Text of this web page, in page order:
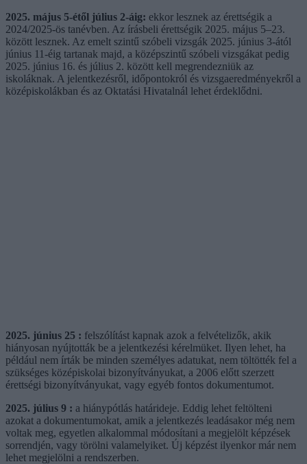
2025. május 5-étől július 2-áig: ekkor lesznek az érettségik a
2024/2025-ös tanévben. Az írásbeli érettségik 2025. május 5–23.
között lesznek. Az emelt szintű szóbeli vizsgák 2025. június 3-ától
június 11-éig tartanak majd, a középszintű szóbeli vizsgákat pedig
2025. június 16. és július 2. között kell megrendezniük az
iskoláknak. A jelentkezésről, időpontokról és vizsgaeredményekről a
középiskolákban és az Oktatási Hivatalnál lehet érdeklődni.
2025. június 25 : felszólítást kapnak azok a felvételizők, akik
hiányosan nyújtották be a jelentkezési kérelmüket. Ilyen lehet, ha
például nem írták be minden személyes adatukat, nem töltötték fel a
szükséges középiskolai bizonyítványukat, a 2006 előtt szerzett
érettségi bizonyítványukat, vagy egyéb fontos dokumentumot.
2025. július 9 : a hiánypótlás határideje. Eddig lehet feltölteni
azokat a dokumentumokat, amik a jelentkezés leadásakor még nem
voltak meg, egyetlen alkalommal módosítani a megjelölt képzések
sorrendjén, vagy törölni valamelyiket. Új képzést ilyenkor már nem
lehet megjelölni a rendszerben.